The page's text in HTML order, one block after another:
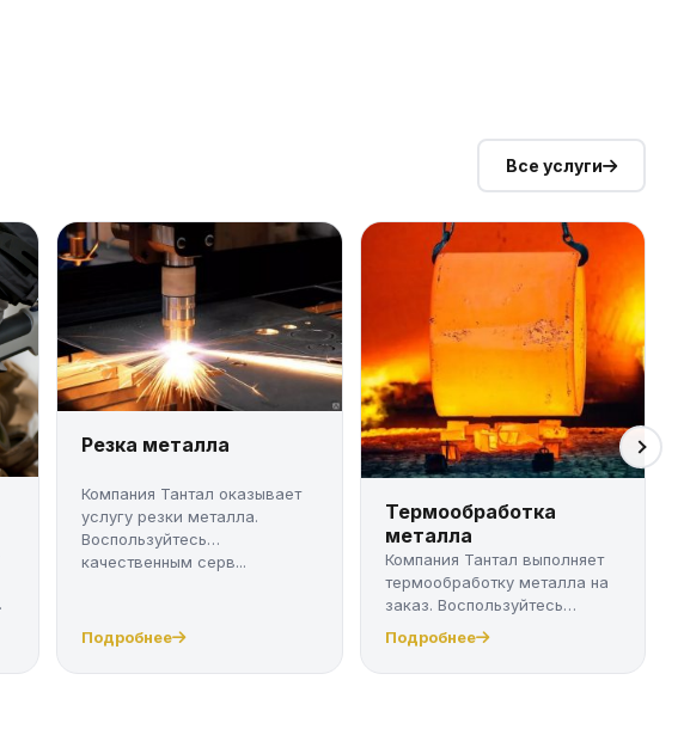
Все услуги
Резка металла
Компания Тантал оказывает
услугу резки металла.
Воспользуйтесь
качественным серв...
Подробнее
Термообработка
металла
Компания Тантал выполняет
термообработку металла на
заказ. Воспользуйтесь
качест...
Подробнее